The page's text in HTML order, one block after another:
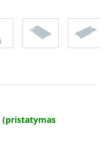
(pristatymas